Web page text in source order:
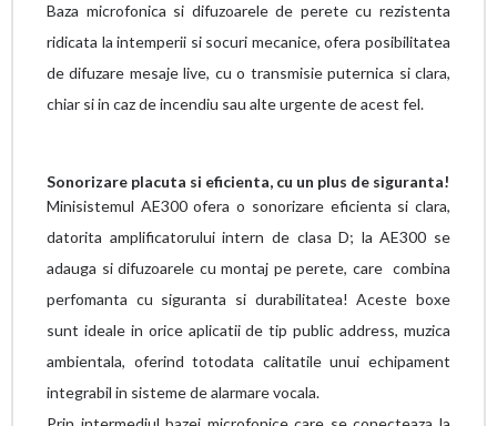
Baza microfonica si difuzoarele de perete cu rezistenta
ridicata la intemperii si socuri mecanice, ofera posibilitatea
de difuzare mesaje live, cu o transmisie puternica si clara,
chiar si in caz de incendiu sau alte urgente de acest fel.
Sonorizare placuta si eficienta, cu un plus de siguranta!
Minisistemul AE300 ofera o sonorizare eficienta si clara,
datorita amplificatorului intern de clasa D; la AE300 se
adauga si difuzoarele cu montaj pe perete, care combina
perfomanta cu siguranta si durabilitatea! Aceste boxe
sunt ideale in orice aplicatii de tip public address, muzica
ambientala, oferind totodata calitatile unui echipament
integrabil in sisteme de alarmare vocala.